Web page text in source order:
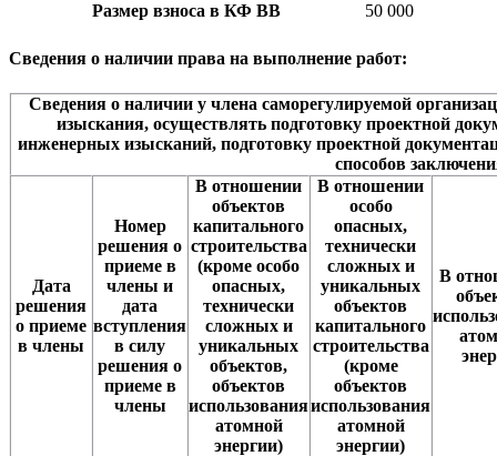
Размер взноса в КФ ВВ
50 000
Сведения о наличии права на выполнение работ:
Сведения о наличии у члена саморегулируемой
изыскания, осуществлять подготовку проектной
инженерных изысканий, подготовку проектной
способов
Дата
решения
о приеме
в члены
Номер
решения о
приеме в
члены и
дата
вступления
в силу
решения о
приеме в
члены
В отношении
объектов
капитального
строительства
(кроме особо
опасных,
технически
сложных и
уникальных
объектов,
объектов
использования
атомной
энергии)
В отношении
особо
опасных,
технически
сложных и
уникальных
объектов
капитального
строительства
(кроме
объектов
использования
атомной
энергии)
В